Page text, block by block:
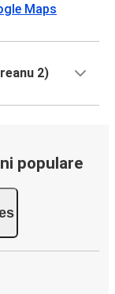
Maps
2)
populare